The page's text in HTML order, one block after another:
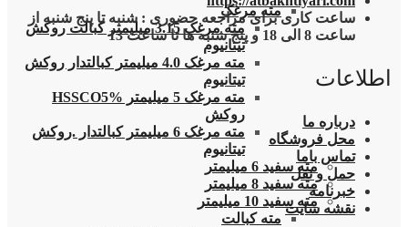
مته مرغک
مته مرغک 3.15 میلیمتر کبالت روکش
تیتانیوم
مته مرغک 4.0 میلیمتر کبالتدار روکش
تیتانیوم
مته مرغک 5 میلیمتر HSSCO5%
روکش
مته مرغک 6 میلیمتر کبالتدار .روکش
تیتانیوم
مته سفید 6 میلیمتر
مته سفید 8 میلیمتر
مته سفید 10 میلیمتر
مته کبالت
ساعت کاری برای مراجعه حضوری : شنبه تا پنج شنبه از
ساعت 8 الی 18 و پنج شنبه ها تا ساعت 13
اطلاعات
درباره ما
محل فروشگاه
تماس باما
حمل و نقل
خبرنامه
نقشه سایت